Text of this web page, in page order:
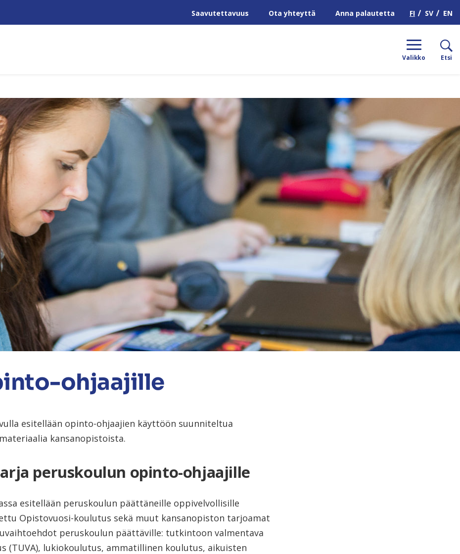
Saavutettavuus Ota yhteyttä Anna palautetta FI SV EN
Valikko Etsi
ohjaajille
esitellään opinto-ohjaajien käyttöön suunniteltua
kansanopistoista.
peruskoulun opinto-ohjaajille
esitellään peruskoulun päättäneille oppivelvollisille
Opistovuosi-koulutus sekä muut kansanopiston tarjoamat
peruskoulun päättäville: tutkintoon valmentava
(TUVA), lukiokoulutus, ammatillinen koulutus, aikuisten